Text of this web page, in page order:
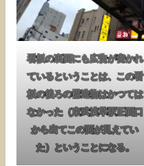
看板の裏面にも広告が書かれ
ているということは、この看
板の後ろの構造物はかつては
なかった（東武浅草駅正面口
から出てこの面が見えてい
た）ということになる。